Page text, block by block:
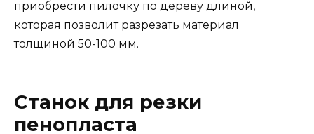
приобрести пилочку по дереву длиной,
которая позволит разрезать материал
толщиной 50-100 мм.
Станок для резки
пенопласта